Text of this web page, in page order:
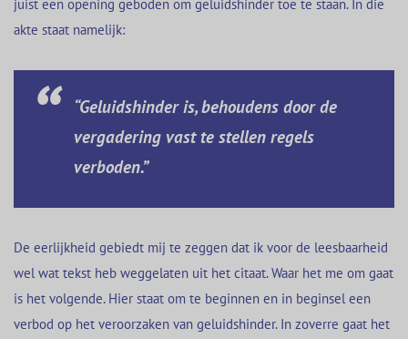
juist een opening geboden om geluidshinder toe te staan. In die
akte staat namelijk:
“Geluidshinder is, behoudens door de
vergadering vast te stellen regels
verboden.”
De eerlijkheid gebiedt mij te zeggen dat ik voor de leesbaarheid
wel wat tekst heb weggelaten uit het citaat. Waar het me om gaat
is het volgende. Hier staat om te beginnen en in beginsel een
verbod op het veroorzaken van geluidshinder. In zoverre gaat het